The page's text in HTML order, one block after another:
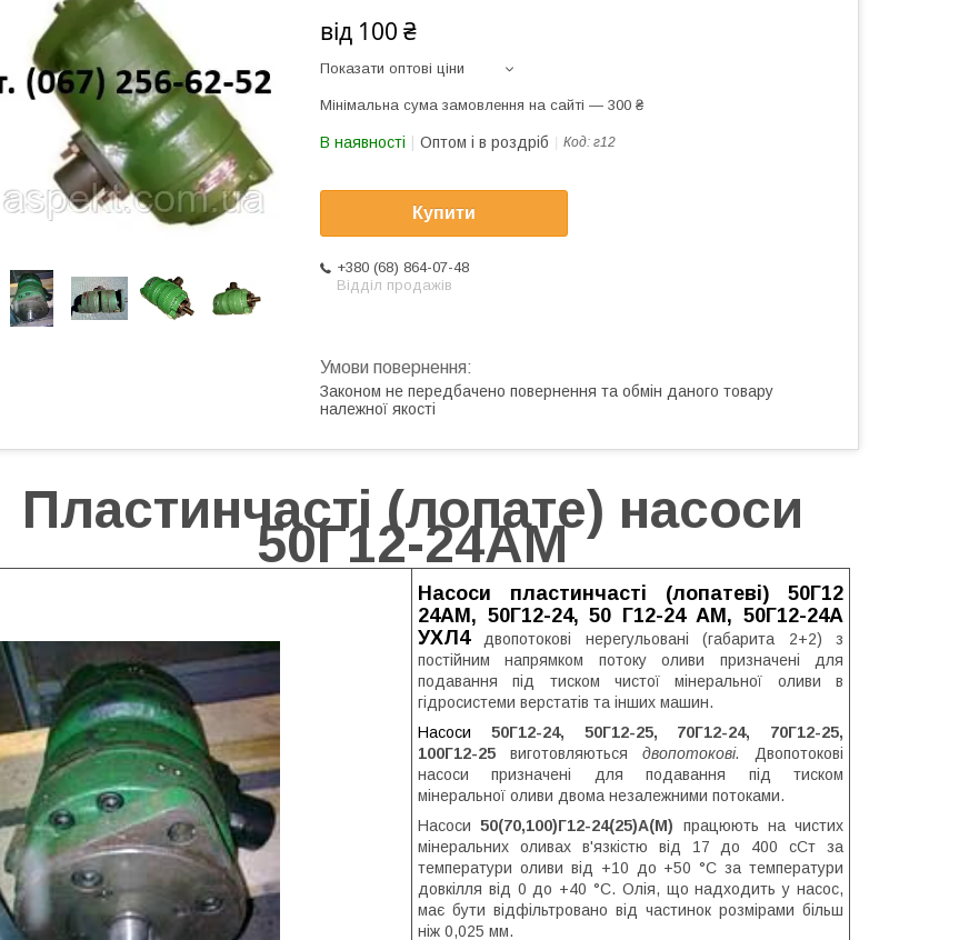
від 100 ₴
Показати оптові ціни
Мінімальна сума замовлення на сайті — 300 ₴
В наявності Оптом і в роздріб Код: г12
Купити
+380 (68) 864-07-48
Відділ продажів
Законом не передбачено повернення та обмін даного товару
належної якості
Пластинчасті (лопате) насоси
50Г12-24АМ
Насоси пластинчасті (лопатеві) 50Г12
24АМ, 50Г12-24, 50 Г12-24 АМ, 50Г12-24А
УХЛ4двопотокові нерегульовані (габарита 2+2) з
постійним напрямком потоку оливи призначені для
подавання під тиском чистої мінеральної оливи в
гідросистеми верстатів та інших машин.
Насоси
50Г12-24, 50Г12-25, 70Г12-24, 70Г12-25,
100Г12-25
виготовляються двопотокові.
Двопотокові
насоси призначені для подавання під тиском
мінеральної оливи двома незалежними потоками.
Насоси 50(70,100)Г12-24(25)А(М)
працюють на чистих
мінеральних оливах в'язкістю від 17 до 400 сСт за
температури оливи від +10 до +50 °C за температури
довкілля від 0 до +40 °C. Олія, що надходить у насос,
має бути відфільтровано від частинок розмірами більш
ніж 0,025 мм.